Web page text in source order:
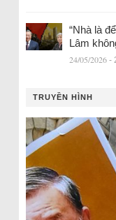
“Nhà là
Lâm
24/05/2026 -
TRUYỀN HÌNH